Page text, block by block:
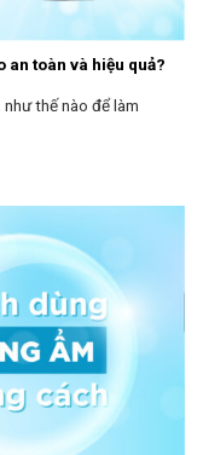
an toàn và hiệu quả?
thế nào để làm